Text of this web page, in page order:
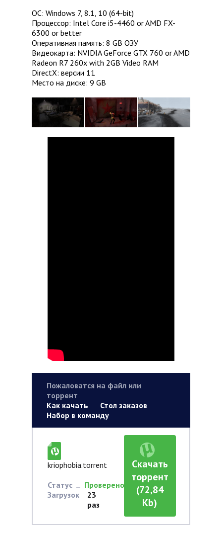
ОС: Windows 7, 8.1, 10 (64-bit)
Процессор: Intel Core i5-4460 or AMD FX-
6300 or better
Оперативная память: 8 GB ОЗУ
Видеокарта: NVIDIA GeForce GTX 760 or AMD
Radeon R7 260x with 2GB Video RAM
DirectX: версии 11
Место на диске: 9 GB
Пожаловатся на файл или
торрент
Как качать
Стол заказов
Набор в команду
kriophobia.torrent
Статус
Проверено
Загрузок
23
раз
Скачать
торрент
(72,84
Kb)